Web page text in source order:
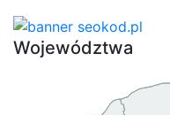
Województwa